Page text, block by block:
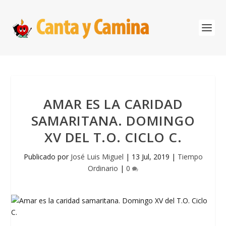
AMAR ES LA CARIDAD
SAMARITANA. DOMINGO
XV DEL T.O. CICLO C.
Publicado por José Luis Miguel | 13 Jul, 2019 | Tiempo
Ordinario | 0